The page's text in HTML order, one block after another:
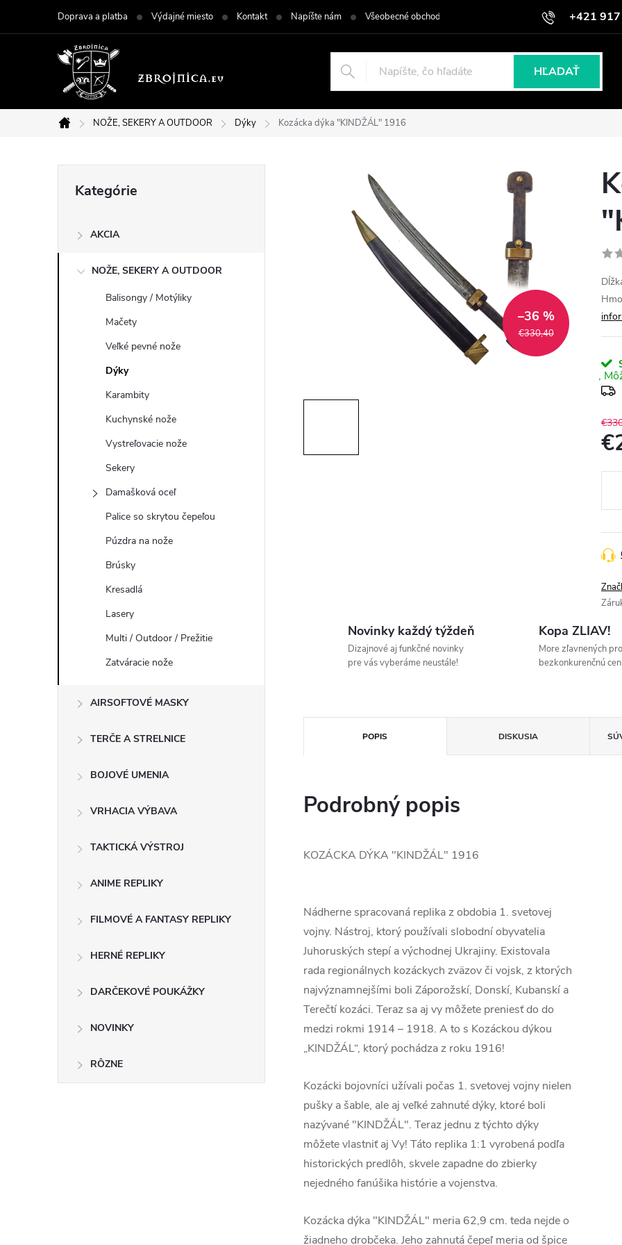
+421
Doprava a platba Výdajné miesto Kontakt Napíšte nám Všeobecné obchodné podmienky Podmienky ochrany
HĽADAŤ
Domov
NOŽE, SEKERY A OUTDOOR Dýky Kozácka dýka "KINDŽÁL" 1916
č
kategórie
Kategórie
AKCIA
NOŽE, SEKERY A OUTDOOR
Balisongy / Motýliky
Mačety
Veľké pevné nože
Dýky
Karambity
Kuchynské nože
Vystreľovacie nože
Sekery
Damašková oceľ
Palice so skrytou čepeľou
Púzdra na nože
Brúsky
Kresadlá
Lasery
Multi / Outdoor / Prežitie
Zatváracie nože
AIRSOFTOVÉ MASKY
TERČE A STRELNICE
BOJOVÉ UMENIA
VRHACIA VÝBAVA
TAKTICKÁ VÝSTROJ
ANIME REPLIKY
FILMOVÉ A FANTASY REPLIKY
HERNÉ REPLIKY
DARČEKOVÉ POUKÁŽKY
NOVINKY
RÔZNE
€330,40
–36 %
Novinky každý týždeň
Dizajnové aj funkčné novinky
pre vás vyberáme neustále!
Kopa ZLIAV!
More zľavnených
bezkonkurenčnú
POPIS DISKUSIA
Podrobný popis
KOZÁCKA DÝKA "KINDŽÁL" 1916
Nádherne spracovaná replika z obdobia 1. svetovej
vojny. Nástroj, ktorý používali slobodní obyvatelia
Juhoruských stepí a východnej Ukrajiny. Existovala
rada regionálnych kozáckych zväzov či vojsk, z ktorých
najvýznamnejšími boli Záporožskí, Donskí, Kubanskí a
Terečtí kozáci. Teraz sa aj vy môžete preniesť do do
medzi rokmi 1914 – 1918. A to s Kozáckou dýkou
„KINDŽÁL“, ktorý pochádza z roku 1916!
Kozácki bojovníci užívali počas 1. svetovej vojny nielen
pušky a šable, ale aj veľké zahnuté dýky, ktoré boli
nazývané "KINDŽÁL". Teraz jednu z týchto dýky
môžete vlastniť aj Vy! Táto replika 1:1 vyrobená podľa
historických predlôh, skvele zapadne do zbierky
nejedného fanúšika histórie a vojenstva.
Kozácka dýka "KINDŽÁL" meria 62,9 cm. teda nejde o
žiadneho drobčeka. Jeho zahnutá čepeľ meria od špice